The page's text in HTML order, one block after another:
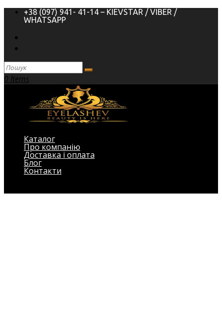
+38 (097) 941- 41-14 – KIEVSTAR / VIBER /
WHATSAPP
0 Items
Каталог
Про компанію
Доставка і оплата
Блог
Контакти